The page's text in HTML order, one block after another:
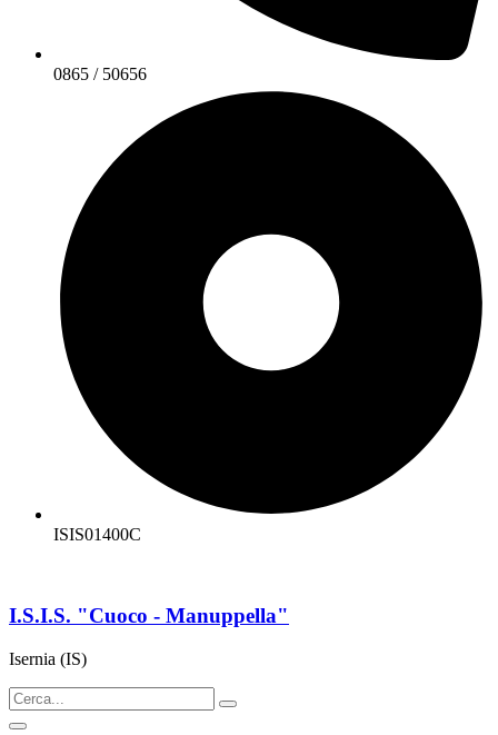
0865 / 50656
ISIS01400C
I.S.I.S. "Cuoco - Manuppella"
Isernia (IS)